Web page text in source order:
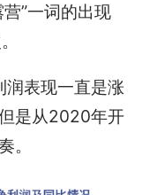
”一词的出现
表现一直是涨
是从2020年开
。